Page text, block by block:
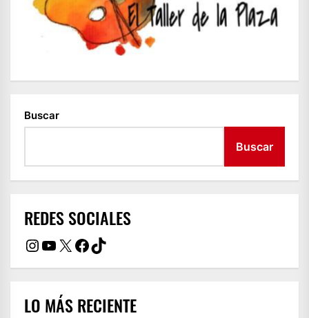
Buscar
Buscar
REDES SOCIALES
Instagram
YouTube
X Facebook
TikTok
LO MÁS RECIENTE